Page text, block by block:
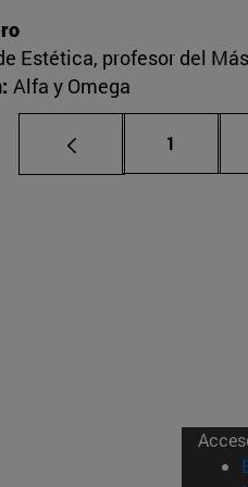
Estética, profesor del
Alfa y Omega
Página
1